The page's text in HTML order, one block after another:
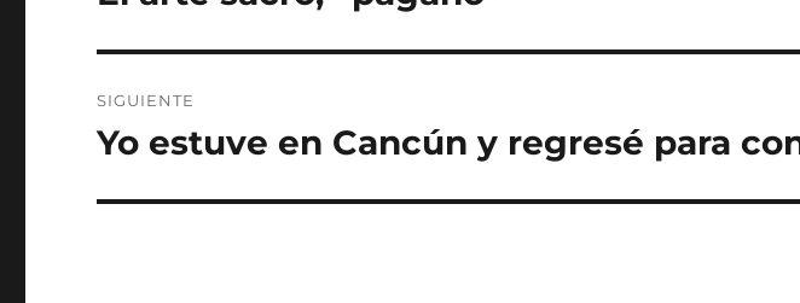
SIGUIENTE
Entrada
Yo estuve en Cancún y regresé para